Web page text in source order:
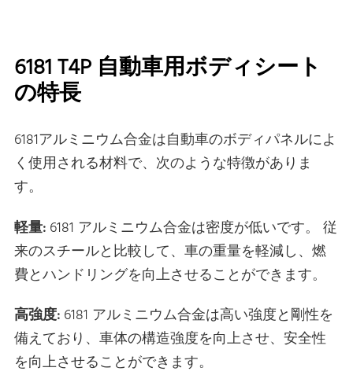
6181 T4P 自動車用ボディシート
の特長
6181アルミニウム合金は自動車のボディパネルによ
く使用される材料で、次のような特徴がありま
す。
軽量: 6181 アルミニウム合金は密度が低いです。 従
来のスチールと比較して、車の重量を軽減し、燃
費とハンドリングを向上させることができます。
高強度: 6181 アルミニウム合金は高い強度と剛性を
備えており、車体の構造強度を向上させ、安全性
を向上させることができます。